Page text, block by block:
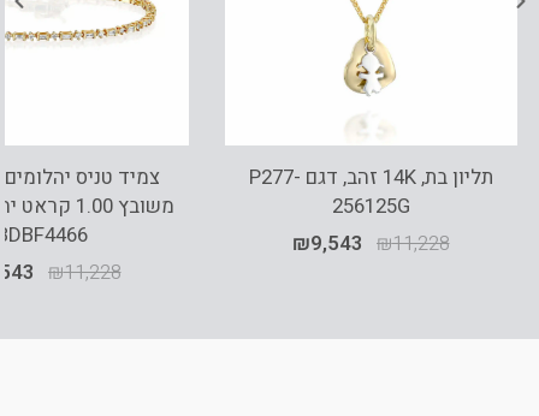
תליון בת, 14K זהב, דגם P277-
256125G
₪11,228
₪9,543
משובץ 1.00
₪11,228